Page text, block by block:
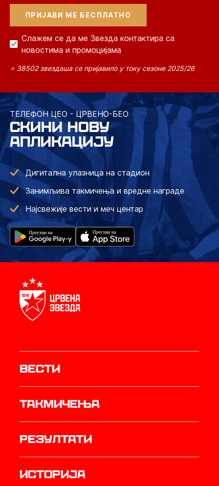
Слажем се да ме Звезда контактира са
новостима и промоцијама
⭐ 38502 звездаша се пријавило у току сезоне 2025/26
ТЕЛЕФОН ЦЕО - ЦРВЕНО-БЕО
СКИНИ НОВУ
АПЛИКАЦИЈУ
Дигитална улазница на стадион
Занимљива такмичења и вредне награде
Најсвежије вести и меч центар
Вести
Такмичења
резултати
историја